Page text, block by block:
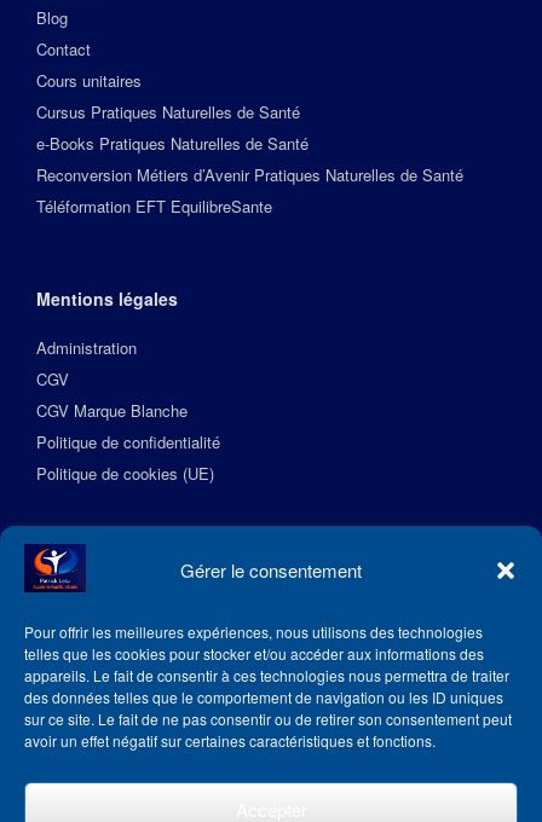
Gérer le consentement
Pour offrir les meilleures expériences, nous utilisons des technologies
telles que les cookies pour stocker et/ou accéder aux informations des
appareils. Le fait de consentir à ces technologies nous permettra de traiter
des données telles que le comportement de navigation ou les ID uniques
sur ce site. Le fait de ne pas consentir ou de retirer son consentement peut
avoir un effet négatif sur certaines caractéristiques et fonctions.
Blog
Contact
Cours unitaires
Cursus Pratiques Naturelles de Santé
e-Books Pratiques Naturelles de Santé
Reconversion Métiers d’Avenir Pratiques Naturelles de Santé
Téléformation EFT EquilibreSante
Mentions légales
Administration
CGV
CGV Marque Blanche
Politique de confidentialité
Politique de cookies (UE)
Suivez l’Académie EquilibreSante